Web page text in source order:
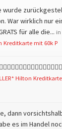
wurde
War wirklich nur
für alle die... in
Kreditkarte mit 60k P
Hilton
dann
es im Handel